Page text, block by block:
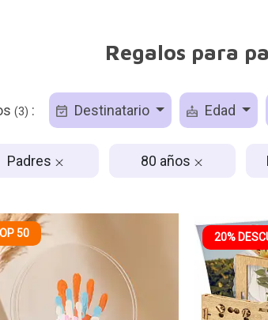
Regalos para
(3) : Destinatario Edad
Padres 80 años
50 20%